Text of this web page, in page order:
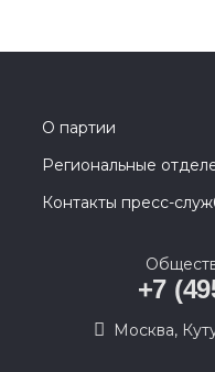
О партии
Региональные
Контакты пресс-
+7
Москва,